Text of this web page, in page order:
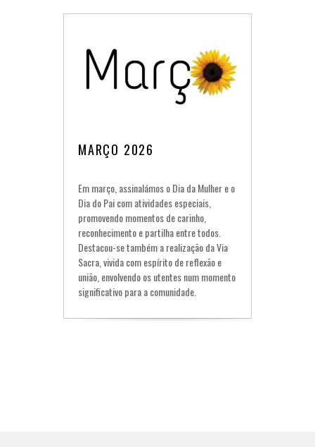
MARÇO 2026
Em março, assinalámos o Dia da Mulher e o
Dia do Pai com atividades especiais,
promovendo momentos de carinho,
reconhecimento e partilha entre todos.
Destacou-se também a realização da Via
Sacra, vivida com espírito de reflexão e
união, envolvendo os utentes num momento
significativo para a comunidade.